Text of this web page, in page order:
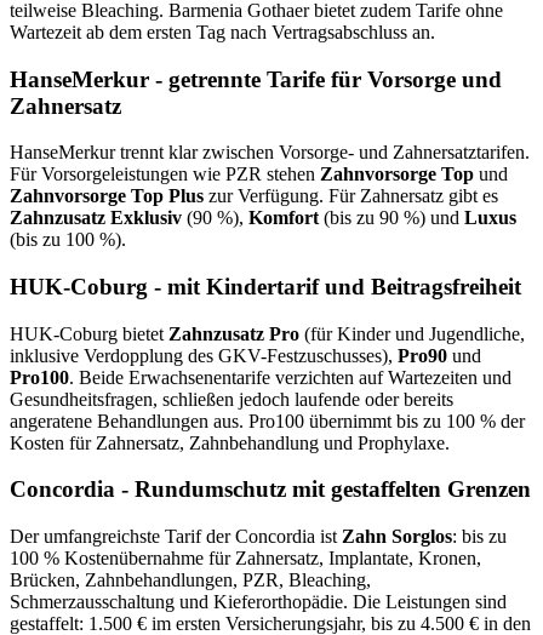
teilweise Bleaching. Barmenia Gothaer bietet zudem Tarife ohne
Wartezeit ab dem ersten Tag nach Vertragsabschluss an.
HanseMerkur - getrennte Tarife für Vorsorge und
Zahnersatz
HanseMerkur trennt klar zwischen Vorsorge- und Zahnersatztarifen.
Für Vorsorgeleistungen wie PZR stehen Zahnvorsorge Top und
Zahnvorsorge Top Plus zur Verfügung. Für Zahnersatz gibt es
Zahnzusatz Exklusiv (90 %), Komfort (bis zu 90 %) und Luxus
(bis zu 100 %).
HUK-Coburg - mit Kindertarif und Beitragsfreiheit
HUK-Coburg bietet Zahnzusatz Pro (für Kinder und Jugendliche,
inklusive Verdopplung des GKV-Festzuschusses), Pro90 und
Pro100. Beide Erwachsenentarife verzichten auf Wartezeiten und
Gesundheitsfragen, schließen jedoch laufende oder bereits
angeratene Behandlungen aus. Pro100 übernimmt bis zu 100 % der
Kosten für Zahnersatz, Zahnbehandlung und Prophylaxe.
Concordia - Rundumschutz mit gestaffelten Grenzen
Der umfangreichste Tarif der Concordia ist Zahn Sorglos: bis zu
100 % Kostenübernahme für Zahnersatz, Implantate, Kronen,
Brücken, Zahnbehandlungen, PZR, Bleaching,
Schmerzausschaltung und Kieferorthopädie. Die Leistungen sind
gestaffelt: 1.500 € im ersten Versicherungsjahr, bis zu 4.500 € in den